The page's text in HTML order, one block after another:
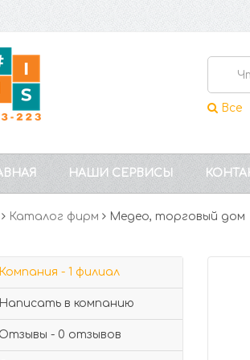
Все
НАШИ СЕРВИСЫ
Каталог фирм Медео, торговый дом
Компания - 1 филиал
Написать в компанию
Отзывы - 0 отзывов